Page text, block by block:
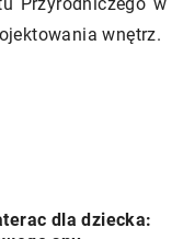
Przyrodniczego w
wnętrz.
dla dziecka: